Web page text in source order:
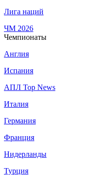
Лига наций
ЧМ 2026
Чемпионаты
Англия
Испания
АПЛ Top News
Италия
Германия
Франция
Нидерланды
Турция